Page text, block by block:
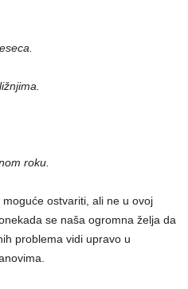
roku.
ostvariti, ali ne u ovoj
se naša ogromna želja da
problema vidi upravo u